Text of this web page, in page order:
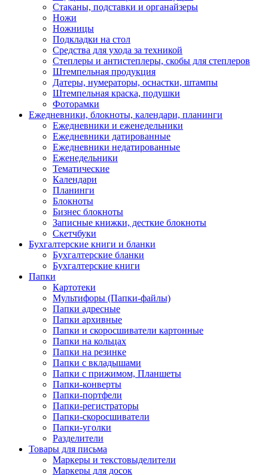
Стаканы, подставки и органайзеры
Ножи
Ножницы
Подкладки на стол
Средства для ухода за техникой
Степлеры и антистеплеры, скобы для степлеров
Штемпельная продукция
Датеры, нумераторы, оснастки, штампы
Штемпельная краска, подушки
Фоторамки
Ежедневники, блокноты, календари, планинги
Ежедневники и еженедельники
Ежедневники датированные
Ежедневники недатированные
Еженедельники
Тематические
Календари
Планинги
Блокноты
Бизнес блокноты
Записные книжки, десткие блокноты
Скетчбуки
Бухгалтерские книги и бланки
Бухгалтерские бланки
Бухгалтерские книги
Папки
Картотеки
Мультифоры (Папки-файлы)
Папки адресные
Папки архивные
Папки и скоросшиватели картонные
Папки на кольцах
Папки на резинке
Папки с вкладышами
Папки с прижимом, Планшеты
Папки-конверты
Папки-портфели
Папки-регистраторы
Папки-скоросшиватели
Папки-уголки
Разделители
Товары для письма
Маркеры и текстовыделители
Маркеры для досок